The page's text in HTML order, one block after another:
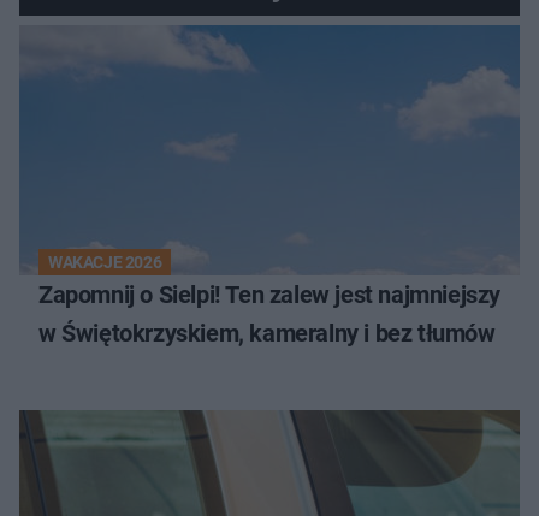
WAKACJE 2026
Zapomnij o Sielpi! Ten zalew jest najmniejszy
w Świętokrzyskiem, kameralny i bez tłumów